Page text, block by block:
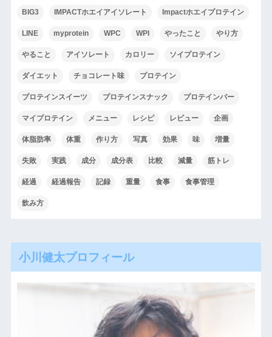
BIG3 IMPACTホエイアイソレート Impactホエイプロテイン
LINE myprotein WPC WPI やったこと やり方
やること アイソレート カロリー ソイプロテイン
ダイエット チョコレート味 プロテイン
プロテインスイーツ プロテインスナック プロテインバー
マイプロテイン メニュー レシピ レビュー 企画
体脂肪率 体重 作り方 写真 効果 味 増量
失敗 実践 成分 成分表 比較 減量 筋トレ
経過 経過報告 記録 重量 食事 食事管理
飲み方
小川健太プロフィール